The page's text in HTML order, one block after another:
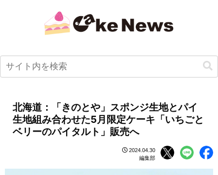
北海道：「きのとや」スポンジ生地とパイ
生地組み合わせた5月限定ケーキ「いちごと
ベリーのパイタルト」販売へ
2024.04.30
編集部